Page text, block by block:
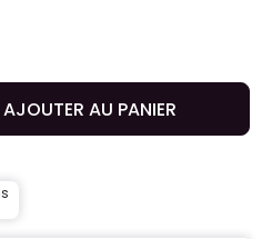
AJOUTER AU PANIER